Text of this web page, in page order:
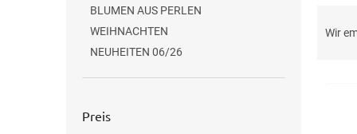
BLUMEN AUS PERLEN
WEIHNACHTEN
NEUHEITEN 06/26
Preis
Wir